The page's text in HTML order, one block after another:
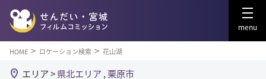
menu
HOME ロケーション検索 花山湖
エリア >県北エリア , 栗原市